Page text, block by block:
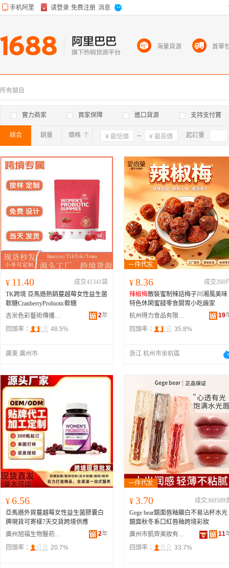
所有類目
實力商家 買家保障 進口貨源 支持支付寶
綜合 銷量 價格 確定 起訂量
¥ 11.40
成交41341袋
TK跨境 亞馬遜熱銷蔓越莓女性益生菌
軟糖CranberryProbiotic軟糖
吉米色彩藝術傳播(廣州)有限公司
2年
回頭率：
48.5%
廣東 廣州市
¥ 8.36
成交260
辣椒梅散裝蜜制辣話梅子川湘風美味
特色休閑蜜餞零食開胃小吃廠家
杭州得力食品有限公司
19
回頭率：
35.8%
浙江 杭州市余杭區
¥ 6.56
亞馬遜外貿蔓越莓女性益生菌膠囊白
牌現貨可寄樣7天交貨跨境供應
廣州旭福生物醫葯有限公司
2年
回頭率：
20.7%
¥ 3.70
成交360589
Gege bear鏡面唇釉顯白不易沾杯水光
鏡面秋冬系口紅唇釉跨境彩妝
廣州市凱齊美妝有限公司
11
回頭率：
33.7%
海量貨源 首單